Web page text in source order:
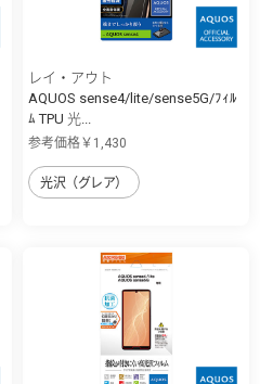
レイ・アウト
AQUOS sense4/lite/sense5G/ﾌｨﾙ
ﾑ TPU 光...
参考価格￥1,430
光沢（グレア）